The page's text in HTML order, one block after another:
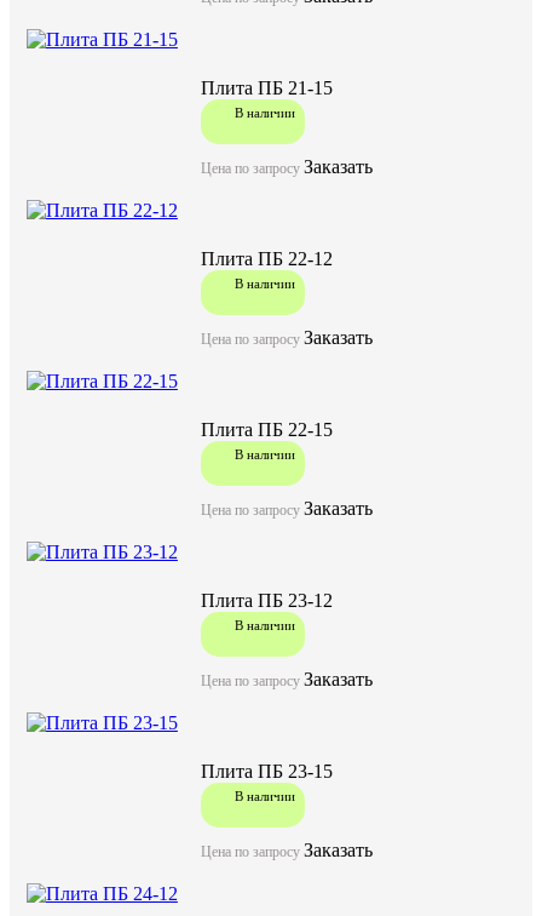
Плита пустотная безопалубочного формования с
напряженными стальными канатами. Плиты
оговариваемыми при заказе этих конструкций. ПК
В наличии
Плита ПБ 21-15
Цена по запросуЗаказать
В наличии
Плита ПБ 22-12
Цена по запросуЗаказать
В наличии
Плита ПБ 22-15
Цена по запросуЗаказать
В наличии
Плита ПБ 23-12
Цена по запросуЗаказать
В наличии
Плита ПБ 23-15
Цена по запросуЗаказать